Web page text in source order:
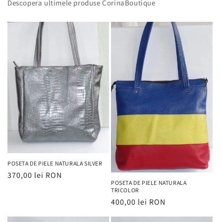
Descopera ultimele produse CorinaBoutique
POSETA DE PIELE NATURALA SILVER
Preț
370,00 lei RON
POSETA DE PIELE NATURALA
TRICOLOR
Preț
400,00 lei RON